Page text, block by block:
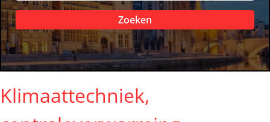
Zoeken
Klimaattechniek,